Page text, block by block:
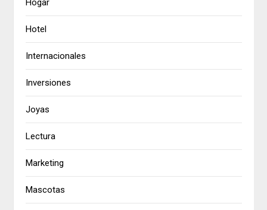
Hotel
Internacionales
Inversiones
Joyas
Lectura
Marketing
Mascotas